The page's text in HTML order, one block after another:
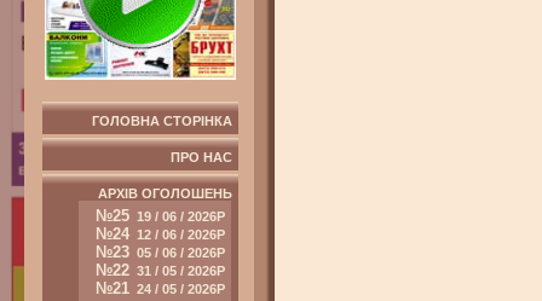
ГОЛОВНА СТОРІНКА
ПРО НАС
АРХІВ ОГОЛОШЕНЬ
№25 19 / 06 / 2026Р
№24 12 / 06 / 2026Р
№23 05 / 06 / 2026Р
№22 31 / 05 / 2026Р
№21 24 / 05 / 2026Р